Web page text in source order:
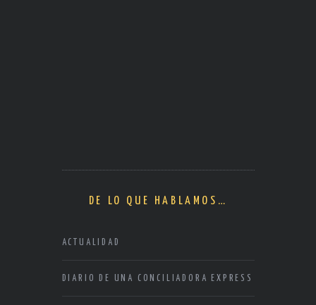
DE LO QUE HABLAMOS…
ACTUALIDAD
DIARIO DE UNA CONCILIADORA EXPRESS